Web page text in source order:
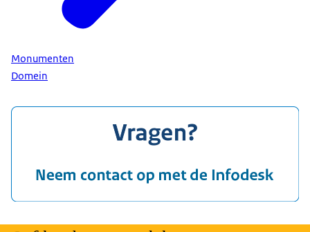
Monumenten
Domein